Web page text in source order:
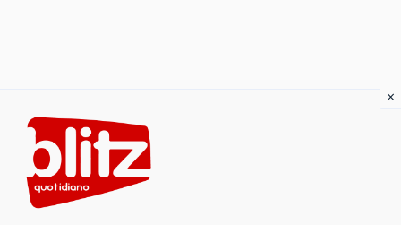
content
×